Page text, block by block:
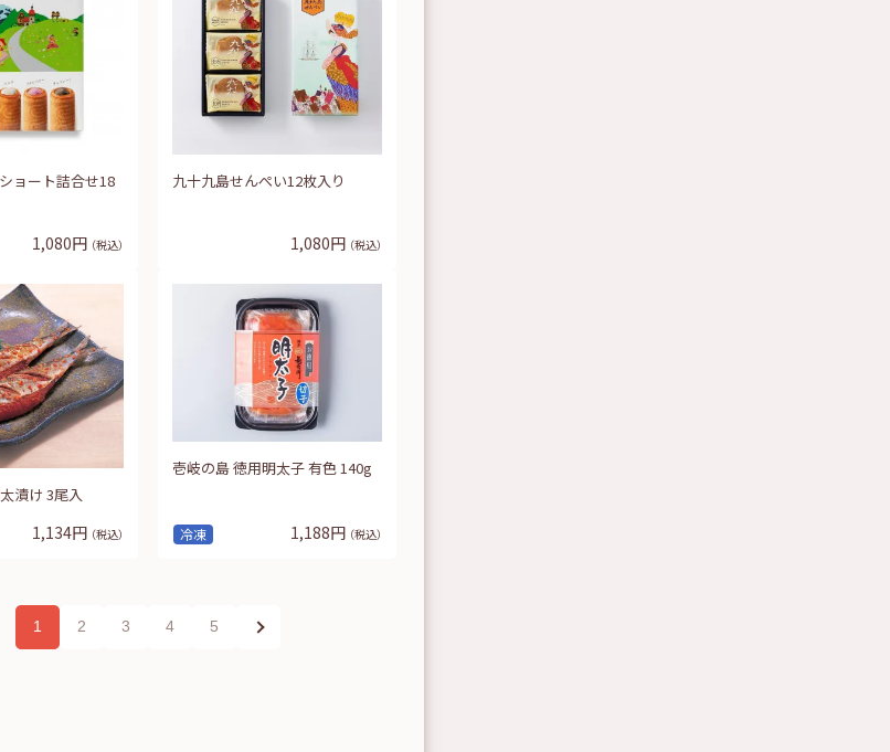
ョート詰合せ18
1,080円 （税込）
九十九島せんぺい12枚入り
1,080円 （税込）
漬け 3尾入
1,134円 （税込） 冷凍
壱岐の島 徳用明太子 有色 140g
1,188円 （税込）
1 2 3 4 5